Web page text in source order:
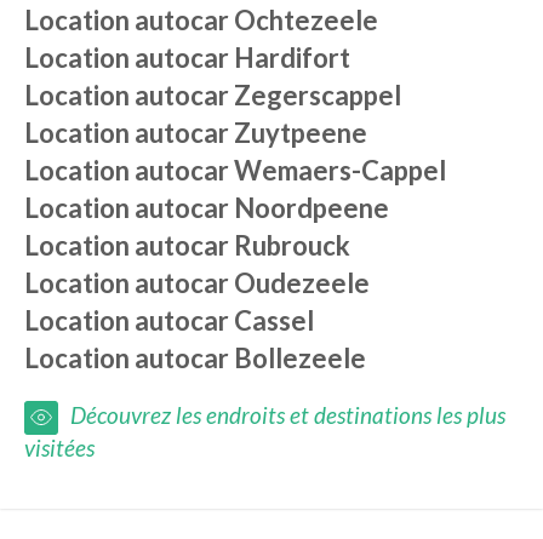
Location autocarOchtezeele
Location autocar Hardifort
Location autocarZegerscappel
Location autocarZuytpeene
Location autocarWemaers-Cappel
Location autocar Noordpeene
Location autocar Rubrouck
Location autocarOudezeele
Location autocarCassel
Location autocar Bollezeele
Découvrez les endroits et destinations les plus
visitées